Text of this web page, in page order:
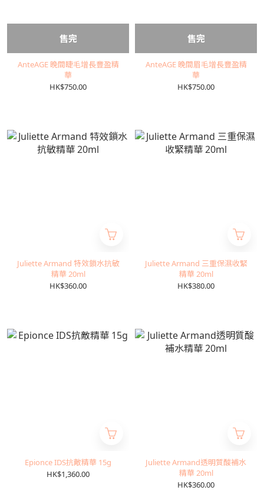
售完
AnteAGE 晚間睫毛增長豐盈精
華
HK$750.00
售完
AnteAGE 晚間眉毛增長豐盈精
華
HK$750.00
Juliette Armand 特效鎖水抗敏
精華 20ml
HK$360.00
Juliette Armand 三重保濕收緊
精華 20ml
HK$380.00
Epionce IDS抗敵精華 15g
HK$1,360.00
Juliette Armand透明質酸補水
精華 20ml
HK$360.00